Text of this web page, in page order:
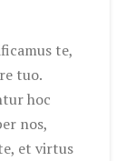
te,
tuo.
hoc
nos,
et virtus